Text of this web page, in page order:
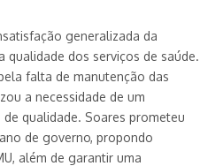
generalizada da
qualidade dos serviços de saúde.
falta de manutenção das
a necessidade de um
qualidade. Soares prometeu
de governo, propondo
além de garantir uma